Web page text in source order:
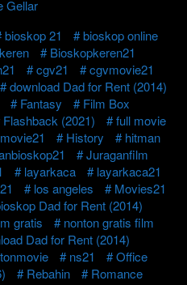
Gellar
bioskop 21
bioskop online
Bioskopkeren21
cgv21
cgvmovie21
download Dad for Rent (2014)
Fantasy
Film Box
Flashback (2021)
full movie
History
hitman
Juraganfilm
layarkaca
layarkaca21
los angeles
Movies21
Dad for Rent (2014)
gratis
nonton gratis film
Dad for Rent (2014)
ns21
Office
Rebahin
Romance